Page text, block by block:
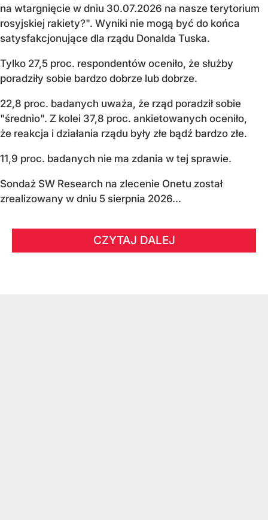
na wtargnięcie w dniu 30.07.2026 na nasze terytorium
rosyjskiej rakiety?". Wyniki nie mogą być do końca
satysfakcjonujące dla rządu Donalda Tuska.
Tylko 27,5 proc. respondentów oceniło, że służby
poradziły sobie bardzo dobrze lub dobrze.
22,8 proc. badanych uważa, że rząd poradził sobie
"średnio". Z kolei 37,8 proc. ankietowanych oceniło,
że reakcja i działania rządu były złe bądź bardzo złe.
11,9 proc. badanych nie ma zdania w tej sprawie.
Sondaż SW Research na zlecenie Onetu został
zrealizowany w dniu 5 sierpnia 2026...
CZYTAJ DALEJ